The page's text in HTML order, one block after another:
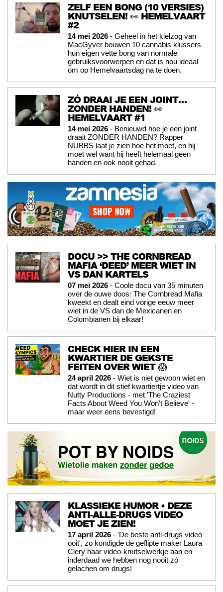
ZELF EEN BONG (10 VERSIES)
KNUTSELEN! 👀 HEMELVAART
#2
14 mei 2026 - Geheel in het kielzog van
MacGyver bouwen 10 cannabis klussers
hun eigen vette bong van normale
gebruiksvoorwerpen en dat is nou ideaal
om op Hemelvaartsdag na te doen.
ZÓ DRAAI JE EEN JOINT…
ZONDER HANDEN! 👀
HEMELVAART #1
14 mei 2026 - Benieuwd hoe je een joint
draait ZONDER HANDEN? Rapper
NUBBS laat je zien hoe het moet, en hij
moet wel want hij heeft helemaal geen
handen en ook nooit gehad.
DOCU >> THE CORNBREAD
MAFIA ‘DEED’ MEER WIET IN
VS DAN KARTELS
07 mei 2026 - Coole docu van 35 minuten
over de ouwe doos: The Cornbread Mafia
kweekt en dealt eind vorige eeuw meer
wiet in de VS dan de Mexicanen en
Colombianen bij elkaar!
CHECK HIER IN EEN
KWARTIER DE GEKSTE
FEITEN OVER WIET 😱
24 april 2026 - Wiet is niet gewoon wiet en
dat wordt in dit stief kwartiertje video van
Nutty Productions - met 'The Craziest
Facts About Weed You Won’t Believe' -
maar weer eens bevestigd!
KLASSIEKE HUMOR • DEZE
ANTI-ALLE-DRUGS VIDEO
MOET JE ZIEN!
17 april 2026 - 'De beste anti-drugs video
ooit', zo kondigde de geflipte maker Laura
Clery haar video-knutselwerkje aan en
inderdaad we hebben nog nooit zó
gelachen om drugs!